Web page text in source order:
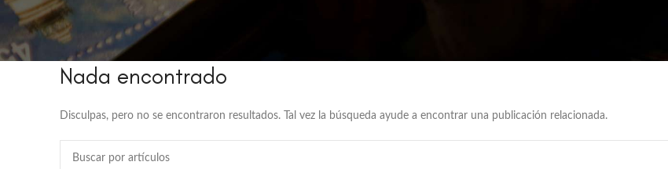
Nada encontrado
Disculpas, pero no se encontraron resultados. Tal vez la búsqueda ayude a encontrar una publicación relacionada.